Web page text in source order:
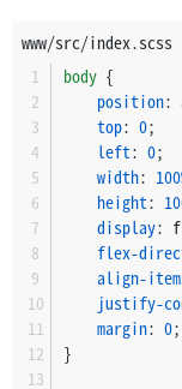
    }
const
    universe.
    canvas.
    canvas.
const ctx =
if (ctx
return
    }
www/src/index.scss
body {
position:
top: 0;
left: 0;
width:
height:
display:
flex-
align-
justify-
margin: 0;
}